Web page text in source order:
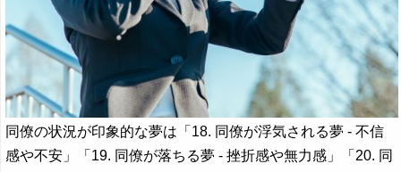
同僚の状況が印象的な夢は「18. 同僚が浮気される夢 - 不信
感や不安」「19. 同僚が落ちる夢 - 挫折感や無力感」「20. 同